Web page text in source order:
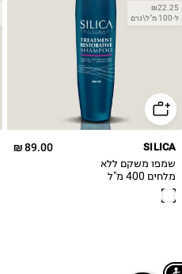
₪22.25
ל-100 מ"ל\גרם
89.00 ₪ SILICA
שמפו משקם ללא
מלחים 400 מ"ל
Silica